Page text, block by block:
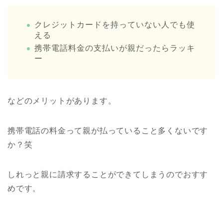
クレジットカードを持っていない人でも使
える
携帯電話料金の支払いが親だったらラッキ
ー
などのメリットがあります。
携帯電話の料金って親が払っていること多くないです
か？笑
しれっと親に請求することができてしまうのでおすす
めです。